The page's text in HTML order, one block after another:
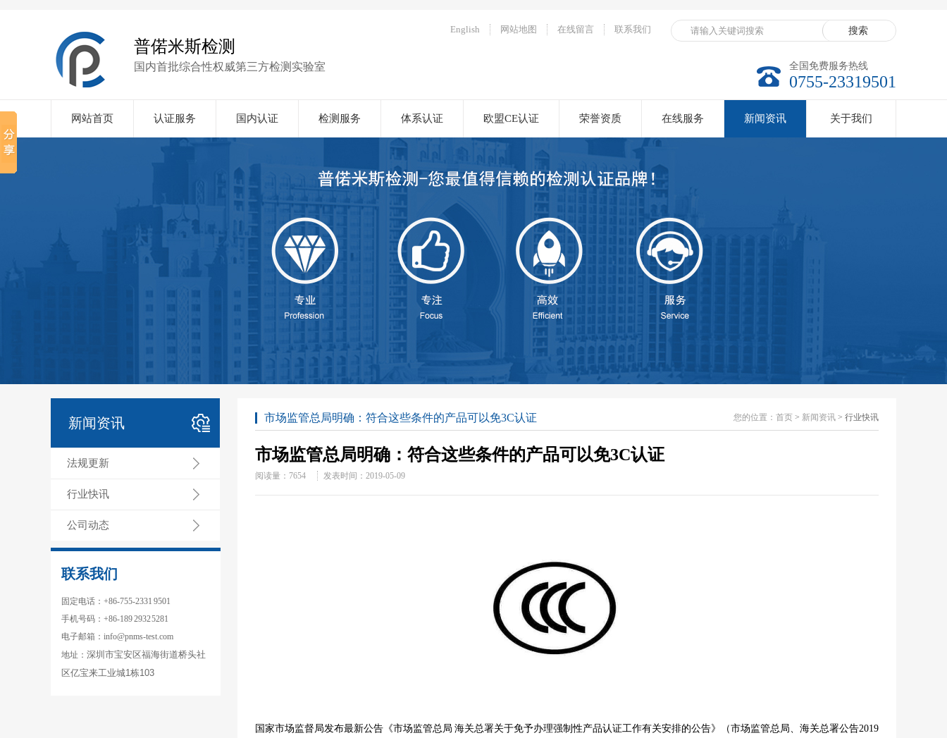
普偌米斯检测
国内首批综合性权威第三方检测实验室
English 网站地图 在线留言 联系我们
全国免费服务热线
0755-23319501
网站首页 认证服务 国内认证 检测服务 体系认证 欧盟CE认证 荣誉资质 在线服务 新闻资讯 关于我们
新闻资讯
法规更新
行业快讯
公司动态
联系我们
固定电话：+86-755-2331 9501
手机号码：+86-189 2932 5281
电子邮箱：info@pnms-test.com
地址： 深圳市宝安区福海街道桥头社
区亿宝来工业城1栋103
市场监管总局明确：符合这些条件的产品可以免3C认证 您的位置： 首页 > 新闻资讯 > 行业快讯
市场监管总局明确：符合这些条件的产品可以免3C认证
阅读量： 7654 发表时间：2019-05-09
国家市场监督局发布最新公告《市场监管总局 海关总署关于免予办理强制性产品认证工作有关安排的公告》（市场监管总局、海关总署公告2019